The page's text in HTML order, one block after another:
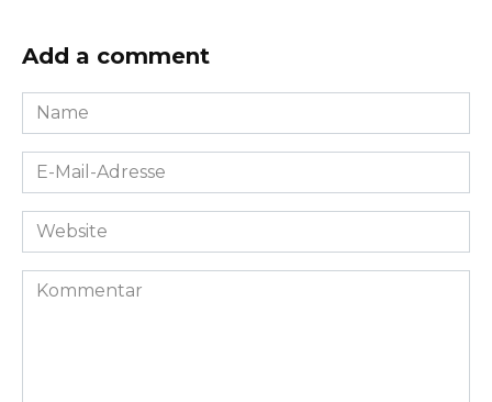
Add a comment
Name
*
E-
Mail-
Adresse
Website
Kommentar